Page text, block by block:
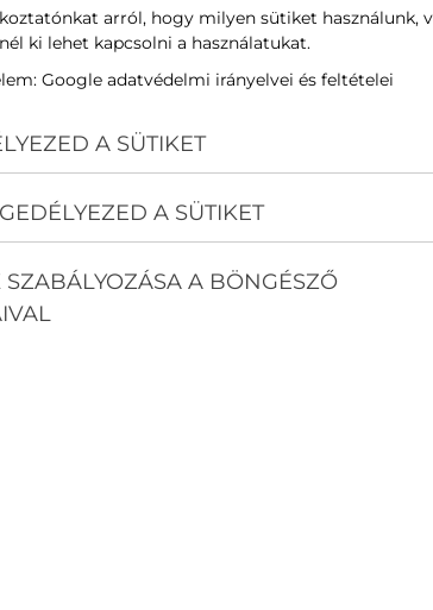
60 hó
arról, hogy milyen sütiket használunk,
ki lehet kapcsolni a használatukat.
Google adatvédelmi irányelvei és feltételei
A SÜTIKET
A SÜTIKET
A BÖNGÉSZŐ